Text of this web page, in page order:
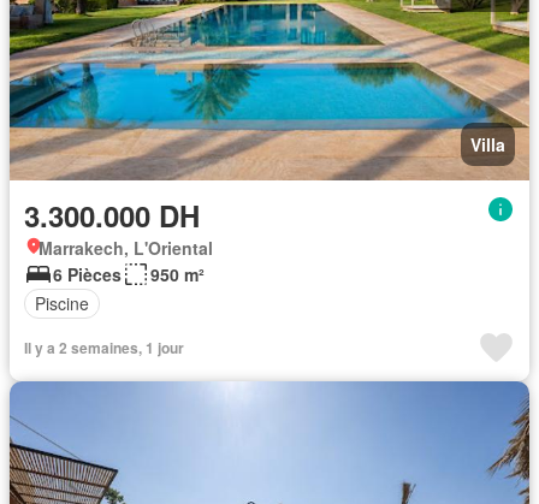
Villa
3.300.000 DH
Marrakech, L'Oriental
6 Pièces
950 m²
Piscine
Il y a 2 semaines, 1 jour